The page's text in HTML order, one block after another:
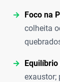
Foco na
colheita
Equilíbrio
exaustor;